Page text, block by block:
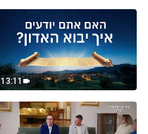
13:11